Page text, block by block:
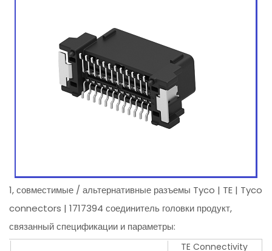
1, совместимые / альтернативные разъемы Tyco | TE | Tyco
connectors | 1717394 соединитель головки продукт,
связанный спецификации и параметры:
TE Connectivity